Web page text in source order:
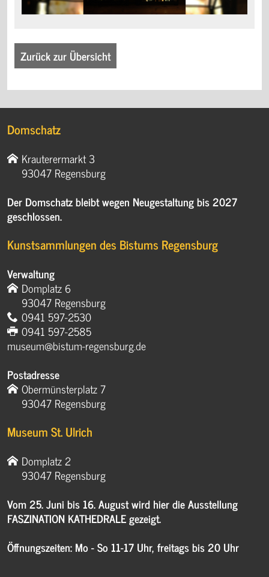
Zurück zur Übersicht
Domschatz
Krauterermarkt 3
93047 Regensburg
Der Domschatz bleibt wegen Neugestaltung bis 2027
geschlossen.
Kunstsammlungen des Bistums Regensburg
Verwaltung
Domplatz 6
93047 Regensburg
0941 597-2530
0941 597-2585
museum@bistum-regensburg.de
Postadresse
Obermünsterplatz 7
93047 Regensburg
Museum St. Ulrich
Domplatz 2
93047 Regensburg
Vom 25. Juni bis 16. August wird hier die Ausstellung
FASZINATION KATHEDRALE gezeigt.
Öffnungszeiten: Mo - So 11-17 Uhr, freitags bis 20 Uhr